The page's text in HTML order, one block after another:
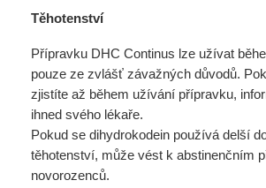
Těhotenství
Přípravku DHC Continus lze užívat
pouze ze zvlášť závažných důvodů.
zjistíte až během užívání přípravku,
ihned svého lékaře.
Pokud se dihydrokodein používá delší
těhotenství, může vést k abstinenčním
novorozenců.